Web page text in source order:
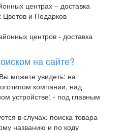
центрах – доставка
Цветов и Подарков
центров - доставка
на сайте?
можете увидеть: на
компании, над
устройстве: - под главным
в случах: поиска товара
названию и по коду